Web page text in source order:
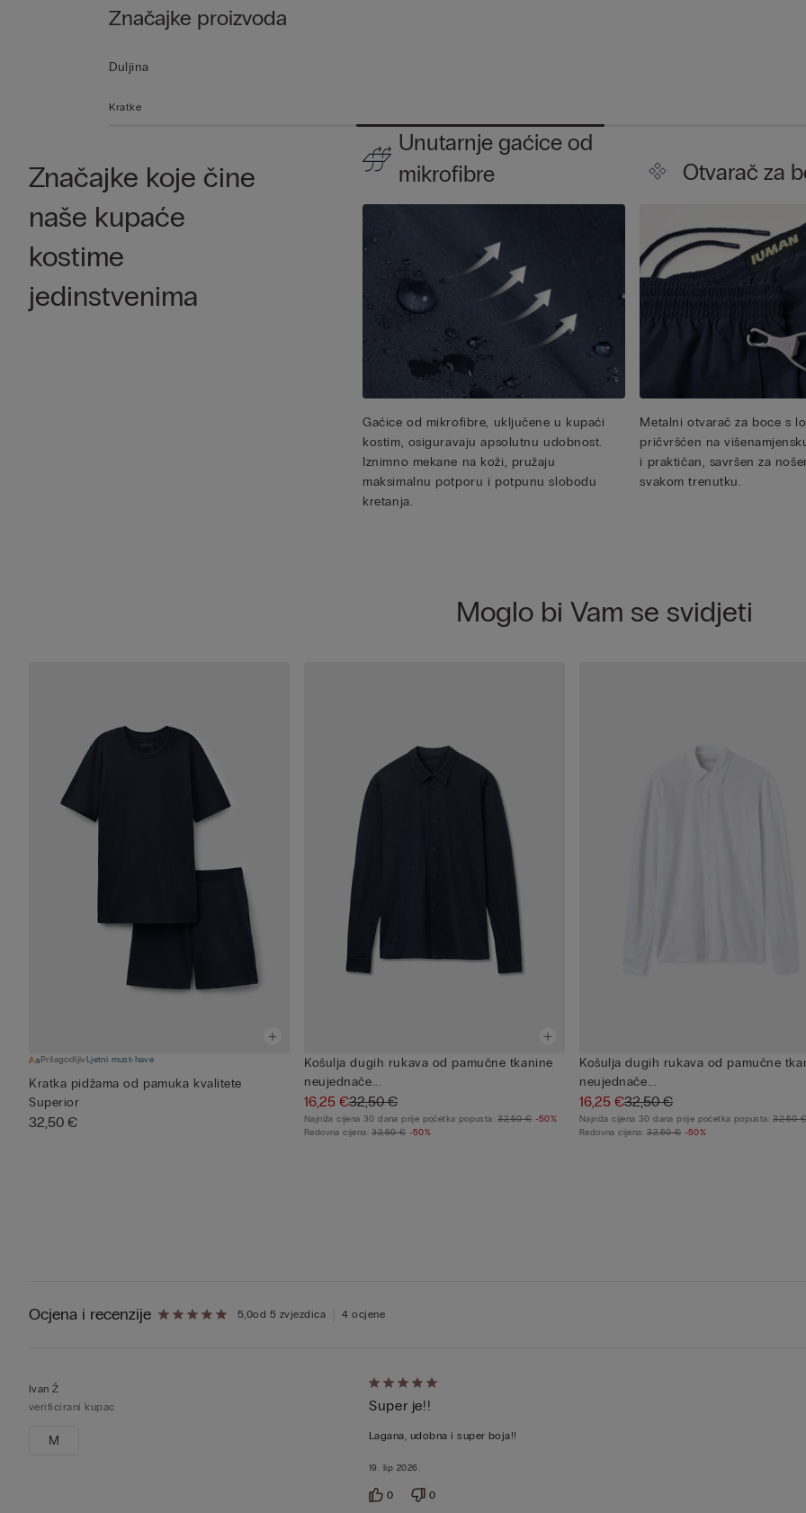
Značajke proizvoda
Duljina
Kratke
Značajke koje čine
naše kupaće
kostime
jedinstvenima
Unutarnje gaćice od
mikrofibre
Gaćice od mikrofibre, uključene u kupaći
kostim, osiguravaju apsolutnu udobnost.
Iznimno mekane na koži, pružaju
maksimalnu potporu i potpunu slobodu
kretanja.
Otvarač za
Metalni otvarač za boce s
pričvršćen na
i praktičan, savršen za
svakom trenutku.
Moglo bi Vam se svidjeti
PrilagodljivLjetni must-have
Kratka pidžama od pamuka kvalitete
Superior
32,50 €
Košulja dugih rukava od pamučne tkanine
neujednače...
16,25 €32,50 €
Najniža cijena 30 dana prije početka popusta:32,50 € -50%
Redovna cijena:32,50 € -50%
Košulja dugih rukava od pamučne
neujednače...
16,25 €32,50 €
Najniža cijena 30 dana prije početka popusta:32,50 €
Redovna cijena:32,50 € -50%
Ocjena i recenzije 5,0od 5 zvjezdica 4 ocjene
Ivan Ž
verificirani kupac
M
Dali
ste
ocjenu
od
5
Super je!!
Lagana, udobna i super boja!!
19. lip 2026.
0 0